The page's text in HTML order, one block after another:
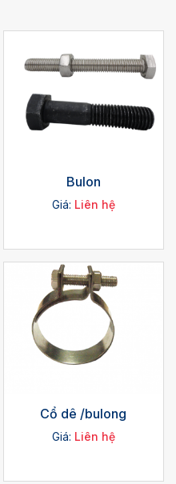
Bulon
Giá: Liên hệ
Cổ dê /bulong
Giá: Liên hệ